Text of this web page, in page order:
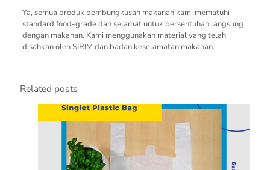
Ya, semua produk pembungkusan makanan kami mematuhi
standard food-grade dan selamat untuk bersentuhan langsung
dengan makanan. Kami menggunakan material yang telah
disahkan oleh SIRIM dan badan keselamatan makanan.
Related posts